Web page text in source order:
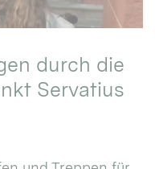
durch die
Servatius